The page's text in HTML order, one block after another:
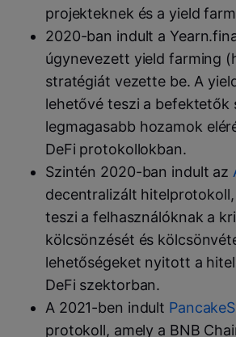
projekteknek és a yield
2020-ban indult a
úgynevezett yield farming
stratégiát vezette be. A
lehetővé teszi a befektetők
legmagasabb hozamok
DeFi protokollokban.
Szintén 2020-ban indult az
decentralizált
teszi a felhasználóknak a
kölcsönzését és
lehetőségeket nyitott a
DeFi szektorban.
A 2021-ben indult
protokoll, amely a BNB